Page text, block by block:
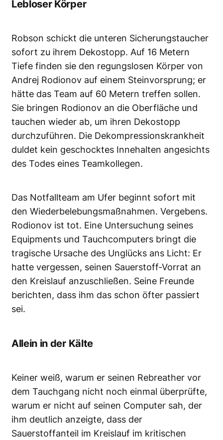
Lebloser Körper
Robson schickt die unteren Sicherungstaucher
sofort zu ihrem Dekostopp. Auf 16 Metern
Tiefe finden sie den regungslosen Körper von
Andrej Rodionov auf einem Steinvorsprung; er
hätte das Team auf 60 Metern treffen sollen.
Sie bringen Rodionov an die Oberfläche und
tauchen wieder ab, um ihren Dekostopp
durchzuführen. Die Dekompressionskrankheit
duldet kein geschocktes Innehalten angesichts
des Todes eines Teamkollegen.
Das Notfallteam am Ufer beginnt sofort mit
den Wiederbelebungsmaßnahmen. Vergebens.
Rodionov ist tot. Eine Untersuchung seines
Equipments und Tauchcomputers bringt die
tragische Ursache des Unglücks ans Licht: Er
hatte vergessen, seinen Sauerstoff-Vorrat an
den Kreislauf anzuschließen. Seine Freunde
berichten, dass ihm das schon öfter passiert
sei.
Allein in der Kälte
Keiner weiß, warum er seinen Rebreather vor
dem Tauchgang nicht noch einmal überprüfte,
warum er nicht auf seinen Computer sah, der
ihm deutlich anzeigte, dass der
Sauerstoffanteil im Kreislauf im kritischen